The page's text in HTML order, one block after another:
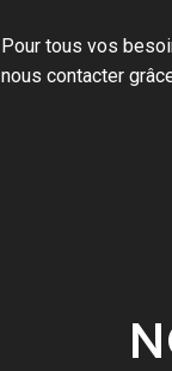
Pour tous vos
nous contacter